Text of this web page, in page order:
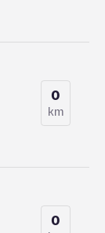
0
km
0